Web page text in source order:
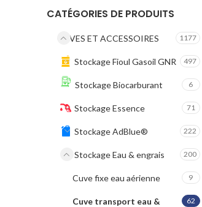
CATÉGORIES DE PRODUITS
CUVES ET ACCESSOIRES 1177
Stockage Fioul Gasoil GNR 497
Stockage Biocarburant 6
Stockage Essence 71
Stockage AdBlue® 222
Stockage Eau & engrais 200
Cuve fixe eau aérienne 9
Cuve transport eau &
62